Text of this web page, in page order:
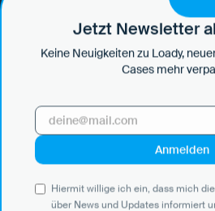
Transport und Logistik
Logistikdienstleister profitieren von
Leer- und Extra-KM - sie
schnelles Onboarding von neuen
Jetzt Newsletter
Keine Neuigkeiten zu Loady,
Cases mehr
Hiermit willige ich ein, dass mich
über News und Updates informiert